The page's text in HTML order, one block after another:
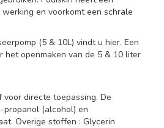
en voorkomt een schrale
(5 & 10L) vindt u hier. Een
het openmaken van de 5 & 10 liter
voor directe toepassing. De
propanol (alcohol) en
Overige stoffen : Glycerin